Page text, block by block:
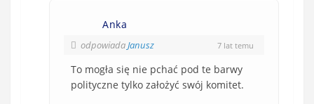
Anka
odpowiadaJanusz 7 lat temu
To mogła się nie pchać pod te barwy
polityczne tylko założyć swój komitet.